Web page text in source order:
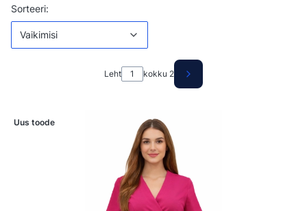
Toodete loetelu
Sorteeri:
Vaikimisi
Leht kokku 2 Järgmised tooted
Uus toode